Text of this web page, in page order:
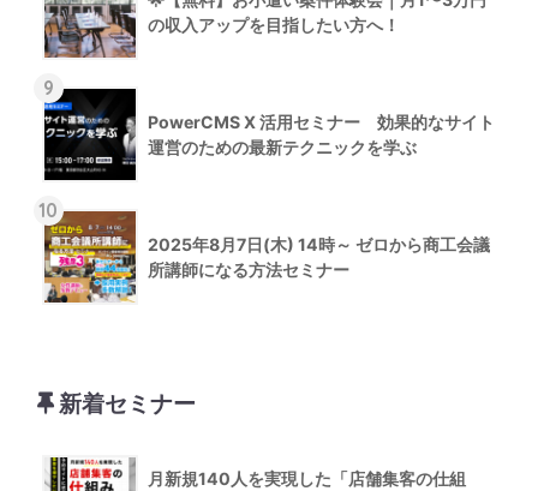
の収入アップを目指したい方へ！
9
PowerCMS X 活用セミナー 効果的なサイト
運営のための最新テクニックを学ぶ
10
2025年8月7日(木) 14時～ ゼロから商工会議
所講師になる方法セミナー
新着セミナー
月新規140人を実現した「店舗集客の仕組